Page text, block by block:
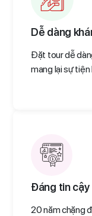
Dễ dàng
Đặt tour dễ
mang lại sự tiện
Đáng tin cậy
20 năm chặng